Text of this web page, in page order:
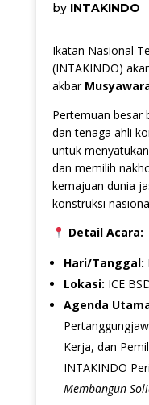
by INTAKINDO
Ikatan Nasional
(INTAKINDO)
akbar
Pertemuan besar
dan tenaga ahli
untuk
dan memilih
kemajuan dunia
konstruksi
Detail Acara:
Hari/Tanggal:
Lokasi: ICE
Agenda
Kerja, dan
INTAKINDO
Membangun